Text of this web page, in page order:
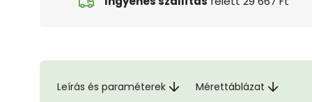
Leírás és paraméterek Mérettáblázat